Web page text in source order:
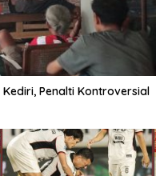
Penalti Kontroversial